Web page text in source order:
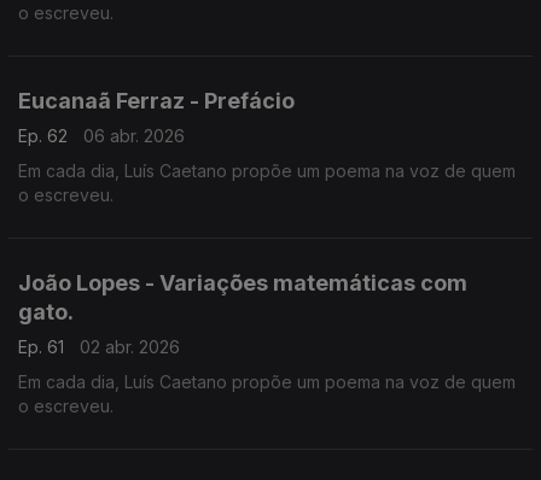
o escreveu.
Eucanaã Ferraz - Prefácio
Ep. 62
06 abr. 2026
Em cada dia, Luís Caetano propõe um poema na voz de quem
o escreveu.
João Lopes - Variações matemáticas com
gato.
Ep. 61
02 abr. 2026
Em cada dia, Luís Caetano propõe um poema na voz de quem
o escreveu.